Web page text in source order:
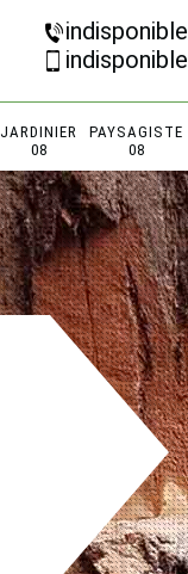
indisponible
indisponible
JARDINIER
08
PAYSAGISTE
08